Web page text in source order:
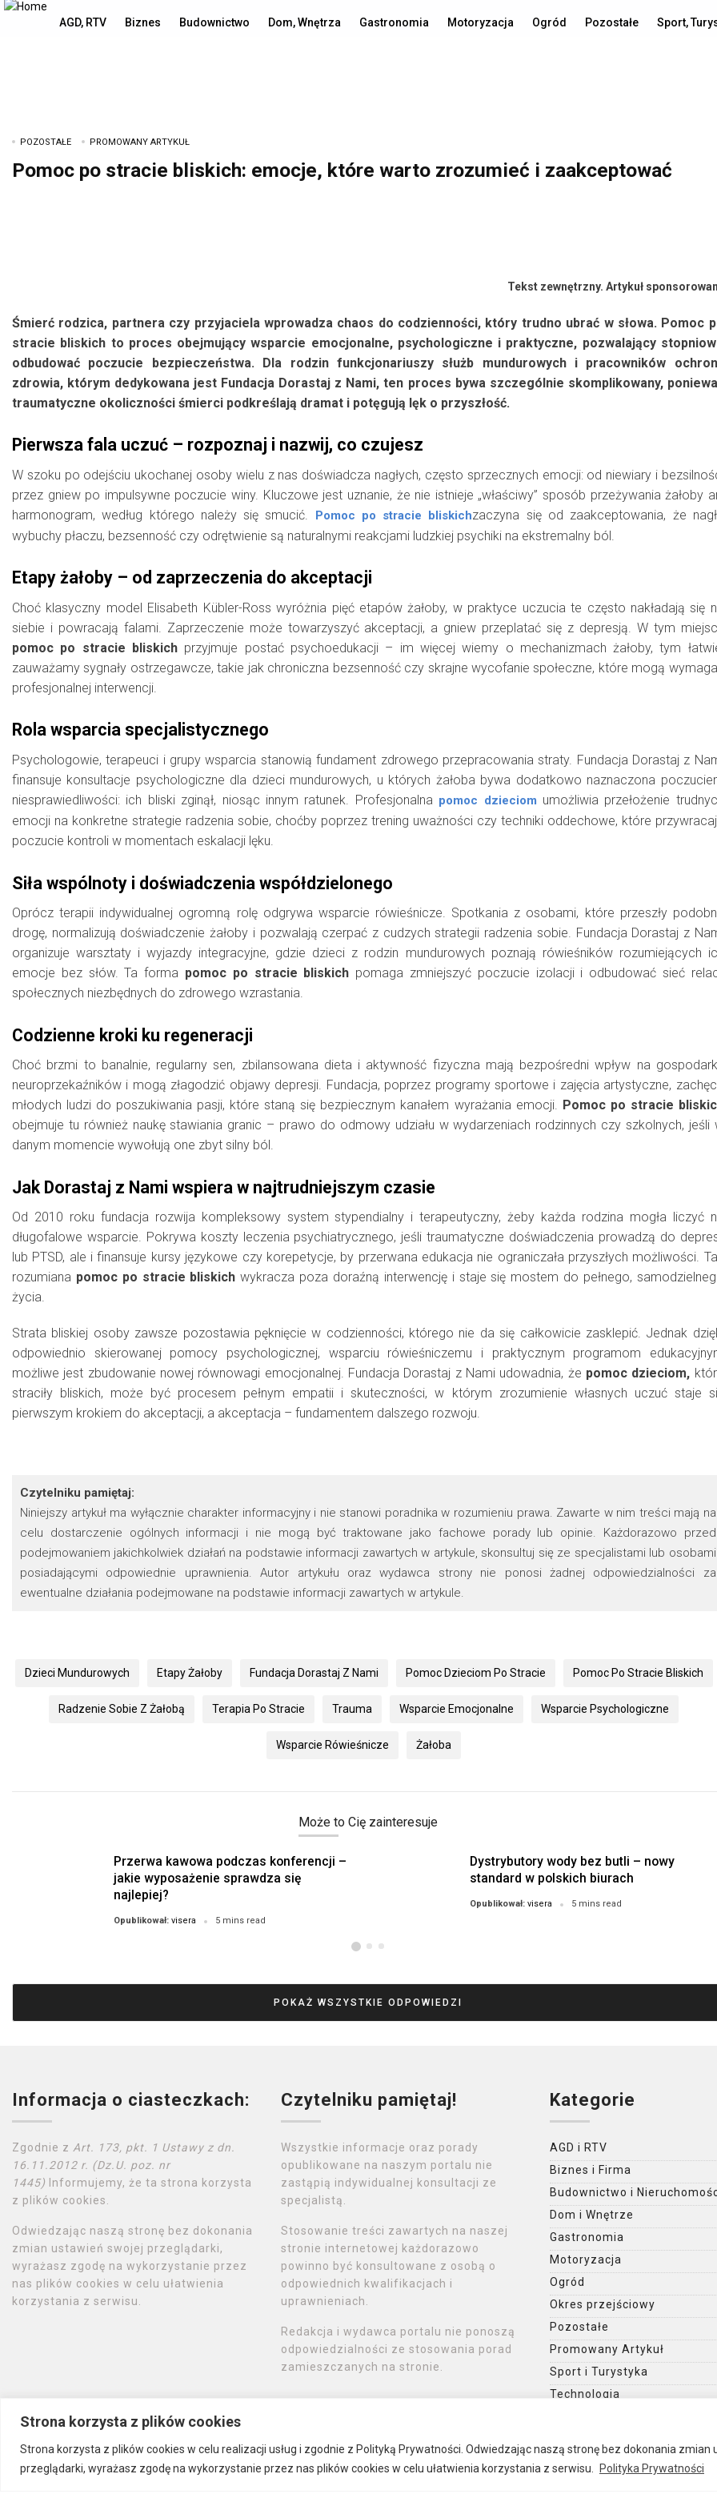
Strona korzysta z plików cookies
Strona korzysta z plików cookies w celu realizacji usług i zgodnie z Polityką Prywatności. Odwiedzając naszą stronę bez dokonania zmian
przeglądarki, wyrażasz zgodę na wykorzystanie przez nas plików cookies w celu ułatwienia korzystania z serwisu.
Polityka Prywatności
sobota, 8 sierpnia, 2026
AGD, RTV Biznes Budownictwo Dom, Wnętrza Gastronomia Motoryzacja Ogród Pozostałe Sport,
POZOSTAŁE PROMOWANY ARTYKUŁ
Pomoc po stracie bliskich: emocje, które warto zrozumieć i zaakceptować
Tekst zewnętrzny. Artykuł
Śmierć rodzica, partnera czy przyjaciela wprowadza chaos do codzienności, który trudno ubrać w słowa. Pomoc
stracie bliskich to proces obejmujący wsparcie emocjonalne, psychologiczne i praktyczne, pozwalający
odbudować poczucie bezpieczeństwa. Dla rodzin funkcjonariuszy służb mundurowych i pracowników
zdrowia, którym dedykowana jest Fundacja Dorastaj z Nami, ten proces bywa szczególnie skomplikowany,
traumatyczne okoliczności śmierci podkreślają dramat i potęgują lęk o przyszłość.
Pierwsza fala uczuć – rozpoznaj i nazwij, co czujesz
W szoku po odejściu ukochanej osoby wielu z nas doświadcza nagłych, często sprzecznych emocji: od niewiary i
przez gniew po impulsywne poczucie winy. Kluczowe jest uznanie, że nie istnieje „właściwy” sposób przeżywania żałoby
harmonogram, według którego należy się smucić.
Pomoc po stracie bliskichzaczyna się od zaakceptowania, że
wybuchy płaczu, bezsenność czy odrętwienie są naturalnymi reakcjami ludzkiej psychiki na ekstremalny ból.
Etapy żałoby – od zaprzeczenia do akceptacji
Choć klasyczny model Elisabeth Kübler-Ross wyróżnia pięć etapów żałoby, w praktyce uczucia te często nakładają się
siebie i powracają falami. Zaprzeczenie może towarzyszyć akceptacji, a gniew przeplatać się z depresją. W tym
pomoc po stracie bliskichprzyjmuje postać psychoedukacji – im więcej wiemy o mechanizmach żałoby, tym
zauważamy sygnały ostrzegawcze, takie jak chroniczna bezsenność czy skrajne wycofanie społeczne, które mogą
profesjonalnej interwencji.
Rola wsparcia specjalistycznego
Psychologowie, terapeuci i grupy wsparcia stanowią fundament zdrowego przepracowania straty. Fundacja Dorastaj z
finansuje konsultacje psychologiczne dla dzieci mundurowych, u których żałoba bywa dodatkowo naznaczona
niesprawiedliwości: ich bliski zginął, niosąc innym ratunek. Profesjonalna pomoc dzieciom umożliwia przełożenie
emocji na konkretne strategie radzenia sobie, choćby poprzez trening uważności czy techniki oddechowe, które
poczucie kontroli w momentach eskalacji lęku.
Siła wspólnoty i doświadczenia współdzielonego
Oprócz terapii indywidualnej ogromną rolę odgrywa wsparcie rówieśnicze. Spotkania z osobami, które przeszły
drogę, normalizują doświadczenie żałoby i pozwalają czerpać z cudzych strategii radzenia sobie. Fundacja Dorastaj z
organizuje warsztaty i wyjazdy integracyjne, gdzie dzieci z rodzin mundurowych poznają rówieśników rozumiejących
emocje bez słów. Ta forma pomoc po stracie bliskich pomaga zmniejszyć poczucie izolacji i odbudować sieć
społecznych niezbędnych do zdrowego wzrastania.
Codzienne kroki ku regeneracji
Choć brzmi to banalnie, regularny sen, zbilansowana dieta i aktywność fizyczna mają bezpośredni wpływ na
neuroprzekaźników i mogą złagodzić objawy depresji. Fundacja, poprzez programy sportowe i zajęcia artystyczne,
młodych ludzi do poszukiwania pasji, które staną się bezpiecznym kanałem wyrażania emocji. Pomoc po stracie
obejmuje tu również naukę stawiania granic – prawo do odmowy udziału w wydarzeniach rodzinnych czy szkolnych, jeśli
danym momencie wywołują one zbyt silny ból.
Jak Dorastaj z Nami wspiera w najtrudniejszym czasie
Od 2010 roku fundacja rozwija kompleksowy system stypendialny i terapeutyczny, żeby każda rodzina mogła liczyć
długofalowe wsparcie. Pokrywa koszty leczenia psychiatrycznego, jeśli traumatyczne doświadczenia prowadzą do
lub PTSD, ale i finansuje kursy językowe czy korepetycje, by przerwana edukacja nie ograniczała przyszłych możliwości.
rozumiana pomoc po stracie bliskich wykracza poza doraźną interwencję i staje się mostem do pełnego,
życia.
Strata bliskiej osoby zawsze pozostawia pęknięcie w codzienności, którego nie da się całkowicie zasklepić. Jednak
odpowiednio skierowanej pomocy psychologicznej, wsparciu rówieśniczemu i praktycznym programom
możliwe jest zbudowanie nowej równowagi emocjonalnej. Fundacja Dorastaj z Nami udowadnia, że pomoc dzieciom,
straciły bliskich, może być procesem pełnym empatii i skuteczności, w którym zrozumienie własnych uczuć staje
pierwszym krokiem do akceptacji, a akceptacja – fundamentem dalszego rozwoju.
Czytelniku pamiętaj:
Niniejszy artykuł ma wyłącznie charakter informacyjny i nie stanowi poradnika w rozumieniu prawa. Zawarte w nim treści mają na
celu dostarczenie ogólnych informacji i nie mogą być traktowane jako fachowe porady lub opinie. Każdorazowo przed
podejmowaniem jakichkolwiek działań na podstawie informacji zawartych w artykule, skonsultuj się ze specjalistami lub osobami
posiadającymi odpowiednie uprawnienia. Autor artykułu oraz wydawca strony nie ponosi żadnej odpowiedzialności za
ewentualne działania podejmowane na podstawie informacji zawartych w artykule.
Dzieci Mundurowych Etapy Żałoby Fundacja Dorastaj Z Nami Pomoc Dzieciom Po Stracie Pomoc Po Stracie Bliskich
Radzenie Sobie Z Żałobą Terapia Po Stracie Trauma Wsparcie Emocjonalne Wsparcie Psychologiczne
Wsparcie Rówieśnicze Żałoba
Może to Cię zainteresuje
Przerwa kawowa podczas konferencji –
jakie wyposażenie sprawdza się
najlepiej?
Opublikował: visera 5 mins read
Dystrybutory wody bez butli – nowy
standard w polskich biurach
Opublikował: visera 5 mins read
POKAŻ WSZYSTKIE ODPOWIEDZI
Informacja o ciasteczkach:
Zgodnie z Art. 173, pkt. 1 Ustawy z dn.
16.11.2012 r. (Dz.U. poz. nr
1445) Informujemy, że ta strona korzysta
z plików cookies.
Odwiedzając naszą stronę bez dokonania
zmian ustawień swojej przeglądarki,
wyrażasz zgodę na wykorzystanie przez
nas plików cookies w celu ułatwienia
korzystania z serwisu.
Czytelniku pamiętaj!
Wszystkie informacje oraz porady
opublikowane na naszym portalu nie
zastąpią indywidualnej konsultacji ze
specjalistą.
Stosowanie treści zawartych na naszej
stronie internetowej każdorazowo
powinno być konsultowane z osobą o
odpowiednich kwalifikacjach i
uprawnieniach.
Redakcja i wydawca portalu nie ponoszą
odpowiedzialności ze stosowania porad
zamieszczanych na stronie.
Kategorie
AGD i RTV
Biznes i Firma
Budownictwo i
Dom i Wnętrze
Gastronomia
Motoryzacja
Ogród
Okres przejściowy
Pozostałe
Promowany Artykuł
Sport i Turystyka
Technologia